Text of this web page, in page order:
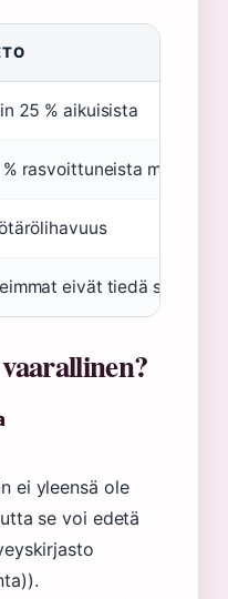
25 % aikuisista
rasvoittuneista maksista
eivät tiedä
ei yleensä ole
se voi edetä